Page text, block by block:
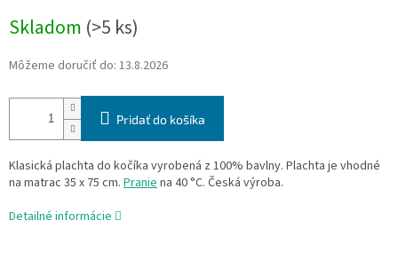
cena:
Skladom (>5 ks)
Môžeme doručiť do: 13.8.2026
Pridať do košíka
Klasická plachta do kočíka vyrobená z 100% bavlny. Plachta je vhodné
na matrac 35 x 75 cm. Praniena 40 °C. Česká výroba.
Detailné informácie